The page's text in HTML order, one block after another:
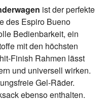
ist der perfekte
des Espiro Bueno
Bedienbarkeit, ein
mit den höchsten
Finish Rahmen lässt
und universell wirken.
Gel-Räder.
ebenso enthalten.